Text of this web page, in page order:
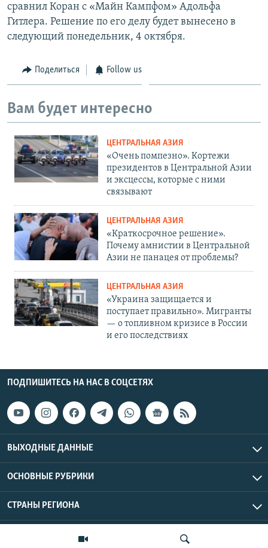
сравнил Коран с «Майн Кампфом» Адольфа
Гитлера. Решение по его делу будет вынесено в
следующий понедельник, 4 октября.
Поделиться Follow us
Вам будет интересно
ЦЕНТРАЛЬНАЯ АЗИЯ
«Очень помпезно». Кортежи
президентов в Центральной Азии
и эксцессы, которые с ними
связывают
ЦЕНТРАЛЬНАЯ АЗИЯ
«Краткосрочное решение».
Почему амнистии в Центральной
Азии не панацея от проблемы?
ЦЕНТРАЛЬНАЯ АЗИЯ
«Украина защищается и
поступает правильно». Мигранты
— о топливном кризисе в России
и его последствиях
ПОДПИШИТЕСЬ НА НАС В СОЦСЕТЯХ
ВЫХОДНЫЕ ДАННЫЕ
ОСНОВНЫЕ РУБРИКИ
СТРАНЫ РЕГИОНА
Азаттык Азия © 2026 RFE/RL, Inc. | Все права защищены.